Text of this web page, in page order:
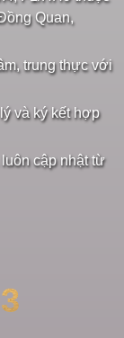
Quan,
trung thực với
và ký kết hợp
cập nhật từ